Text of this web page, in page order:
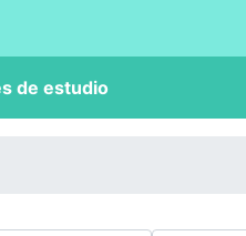
de estudio